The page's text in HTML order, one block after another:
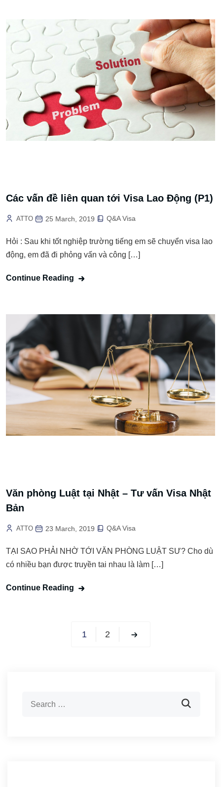
Các vấn đề liên quan tới Visa Lao Động (P1)
ATTO 25 March, 2019 Q&A Visa
Hỏi : Sau khi tốt nghiệp trường tiếng em sẽ chuyển visa lao
động, em đã đi phỏng vấn và công […]
Continue Reading
Văn phòng Luật tại Nhật – Tư vấn Visa Nhật
Bản
ATTO 23 March, 2019 Q&A Visa
TẠI SAO PHẢI NHỜ TỚI VĂN PHÒNG LUẬT SƯ? Cho dù
có nhiều bạn được truyền tai nhau là làm […]
Continue Reading
1 2